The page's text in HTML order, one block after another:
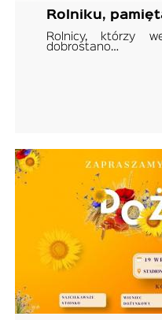
Rolniku,
Rolnicy, którzy
dobrostano…